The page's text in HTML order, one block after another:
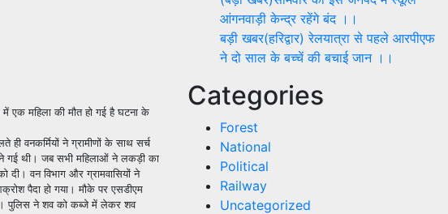
एक महिला की मौत हो गई है घटना के
वनकर्मियों ने ग्रामीणों के साथ सर्च
गई थी। जब सभी महिलाओं ने लकड़ी का
दी। वन विभाग और ग्रामवासियों ने
पैदा हो गया। मौके पर एसडीएम
पुलिस ने शव को कब्जे में लेकर शव
आंगनवाड़ी केन्द्र रहेंगे बंद ।।
बड़ी खबर(हरिद्वार) रेलयात्रा से पहले आरपीएफ
ने दो साल के बच्चें की बचाई जान ।।
Categories
Forest
National
Political
Railway
Uncategorized